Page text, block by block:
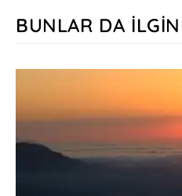
BUNLAR DA